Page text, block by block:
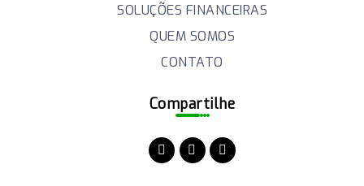
SOLUÇÕES FINANCEIRAS
QUEM SOMOS
CONTATO
Compartilhe